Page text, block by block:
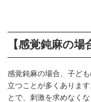
【感覚鈍麻の場
感覚鈍麻の場合、子ど
立つことが多くありま
とで、刺激を求めなく